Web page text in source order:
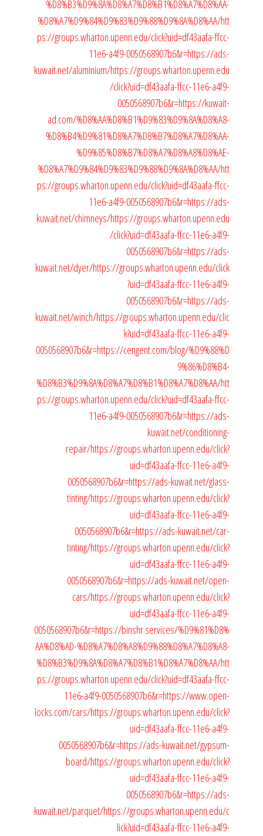
%D8%B3%D9%8A%D8%A7%D8%B1%D8%A7%D8%AA-
%D8%A7%D9%84%D9%83%D9%88%D9%8A%D8%AA/htt
ps://groups.wharton.upenn.edu/click?uid=df43aafa-ffcc-
11e6-a4f9-0050568907b6&r=https://ads-
kuwait.net/aluminium/https://groups.wharton.upenn.edu
/click?uid=df43aafa-ffcc-11e6-a4f9-
0050568907b6&r=https://kuwait-
ad.com/%D8%AA%D8%B1%D9%83%D9%8A%D8%A8-
%D8%B4%D9%81%D8%A7%D8%B7%D8%A7%D8%AA-
%D9%85%D8%B7%D8%A7%D8%A8%D8%AE-
%D8%A7%D9%84%D9%83%D9%88%D9%8A%D8%AA/htt
ps://groups.wharton.upenn.edu/click?uid=df43aafa-ffcc-
11e6-a4f9-0050568907b6&r=https://ads-
kuwait.net/chimneys/https://groups.wharton.upenn.edu
/click?uid=df43aafa-ffcc-11e6-a4f9-
0050568907b6&r=https://ads-
kuwait.net/dyer/https://groups.wharton.upenn.edu/click
?uid=df43aafa-ffcc-11e6-a4f9-
0050568907b6&r=https://ads-
kuwait.net/winch/https://groups.wharton.upenn.edu/clic
k?uid=df43aafa-ffcc-11e6-a4f9-
0050568907b6&r=https://cengent.com/blog/%D9%88%D
9%86%D8%B4-
%D8%B3%D9%8A%D8%A7%D8%B1%D8%A7%D8%AA/htt
ps://groups.wharton.upenn.edu/click?uid=df43aafa-ffcc-
11e6-a4f9-0050568907b6&r=https://ads-
kuwait.net/conditioning-
repair/https://groups.wharton.upenn.edu/click?
uid=df43aafa-ffcc-11e6-a4f9-
0050568907b6&r=https://ads-kuwait.net/glass-
tinting/https://groups.wharton.upenn.edu/click?
uid=df43aafa-ffcc-11e6-a4f9-
0050568907b6&r=https://ads-kuwait.net/car-
tinting/https://groups.wharton.upenn.edu/click?
uid=df43aafa-ffcc-11e6-a4f9-
0050568907b6&r=https://ads-kuwait.net/open-
cars/https://groups.wharton.upenn.edu/click?
uid=df43aafa-ffcc-11e6-a4f9-
0050568907b6&r=https://binshr.services/%D9%81%D8%
AA%D8%AD-%D8%A7%D8%A8%D9%88%D8%A7%D8%A8-
%D8%B3%D9%8A%D8%A7%D8%B1%D8%A7%D8%AA/htt
ps://groups.wharton.upenn.edu/click?uid=df43aafa-ffcc-
11e6-a4f9-0050568907b6&r=https://www.open-
locks.com/cars/https://groups.wharton.upenn.edu/click?
uid=df43aafa-ffcc-11e6-a4f9-
0050568907b6&r=https://ads-kuwait.net/gypsum-
board/https://groups.wharton.upenn.edu/click?
uid=df43aafa-ffcc-11e6-a4f9-
0050568907b6&r=https://ads-
kuwait.net/parquet/https://groups.wharton.upenn.edu/c
lick?uid=df43aafa-ffcc-11e6-a4f9-